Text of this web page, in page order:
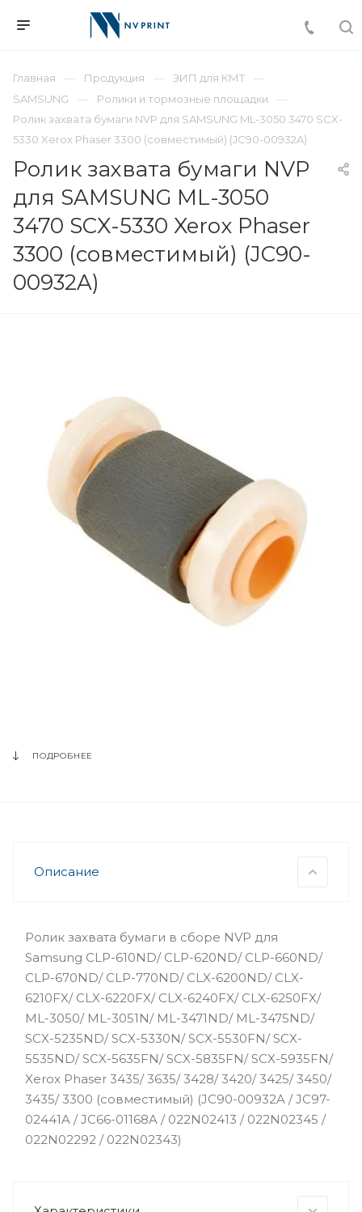
Главная Продукция
ЗИП для КМТ
SAMSUNG
Ролики и тормозные площадки
Ролик захвата бумаги NVP для SAMSUNG ML-3050 3470 SCX-
5330 Xerox Phaser 3300 (совместимый) (JC90-00932A)
Ролик захвата бумаги NVP
для SAMSUNG ML-3050
3470 SCX-5330 Xerox Phaser
3300 (совместимый) (JC90-
00932A)
ПОДРОБНЕЕ
Описание
Ролик захвата бумаги в сборе NVP для
Samsung CLP-610ND/ CLP-620ND/ CLP-660ND/
CLP-670ND/ CLP-770ND/ CLX-6200ND/ CLX-
6210FX/ CLX-6220FX/ CLX-6240FX/ CLX-6250FX/
ML-3050/ ML-3051N/ ML-3471ND/ ML-3475ND/
SCX-5235ND/ SCX-5330N/ SCX-5530FN/ SCX-
5535ND/ SCX-5635FN/ SCX-5835FN/ SCX-5935FN/
Xerox Phaser 3435/ 3635/ 3428/ 3420/ 3425/ 3450/
3435/ 3300 (совместимый) (JC90-00932A / JC97-
02441A / JC66-01168A / 022N02413 / 022N02345 /
022N02292 / 022N02343)